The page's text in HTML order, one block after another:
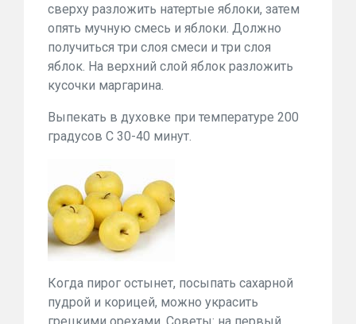
сверху разложить натертые яблоки, затем
опять мучную смесь и яблоки. Должно
получиться три слоя смеси и три слоя
яблок. На верхний слой яблок разложить
кусочки маргарина.
Выпекать в духовке при температуре 200
градусов С 30-40 минут.
Когда пирог остынет, посыпать сахарной
пудрой и корицей, можно украсить